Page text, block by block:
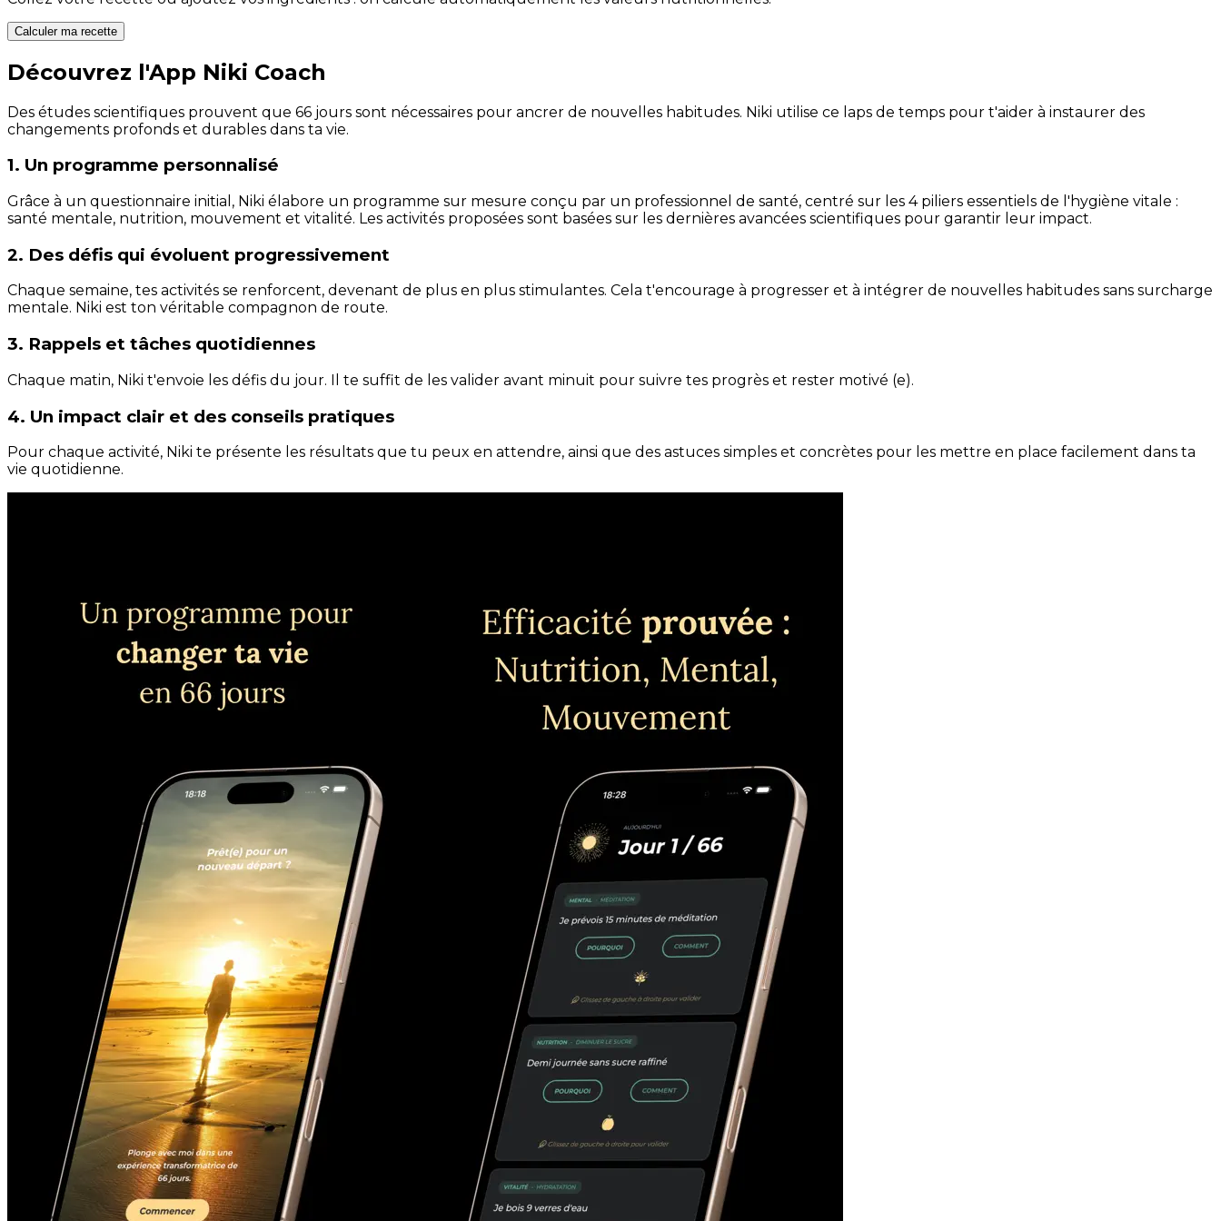
Calculer ma recette
Découvrez l'App Niki Coach
Des études scientifiques prouvent que 66 jours sont nécessaires pour ancrer de nouvelles habitudes. Niki utilise ce laps de temps pour t'aider à instaurer des
changements profonds et durables dans ta vie.
1. Un programme personnalisé
Grâce à un questionnaire initial, Niki élabore un programme sur mesure conçu par un professionnel de santé, centré sur les 4 piliers essentiels de l'hygiène vitale :
santé mentale, nutrition, mouvement et vitalité. Les activités proposées sont basées sur les dernières avancées scientifiques pour garantir leur impact.
2. Des défis qui évoluent progressivement
Chaque semaine, tes activités se renforcent, devenant de plus en plus stimulantes. Cela t'encourage à progresser et à intégrer de nouvelles habitudes sans surcharge
mentale. Niki est ton véritable compagnon de route.
3. Rappels et tâches quotidiennes
Chaque matin, Niki t'envoie les défis du jour. Il te suffit de les valider avant minuit pour suivre tes progrès et rester motivé (e).
4. Un impact clair et des conseils pratiques
Pour chaque activité, Niki te présente les résultats que tu peux en attendre, ainsi que des astuces simples et concrètes pour les mettre en place facilement dans ta
vie quotidienne.